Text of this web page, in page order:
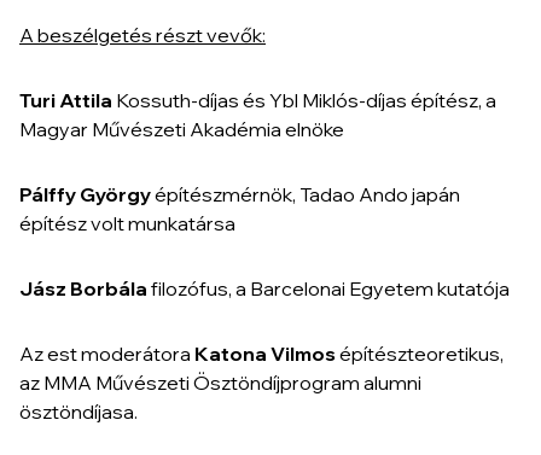
A beszélgetés részt vevők:
Turi Attila Kossuth-díjas és Ybl Miklós-díjas építész, a
Magyar Művészeti Akadémia elnöke
Pálffy Györgyépítészmérnök, Tadao Ando japán
építész volt munkatársa
Jász Borbála filozófus, a Barcelonai Egyetem kutatója
Az est moderátora Katona Vilmosépítészteoretikus,
az MMA Művészeti Ösztöndíjprogram alumni
ösztöndíjasa.